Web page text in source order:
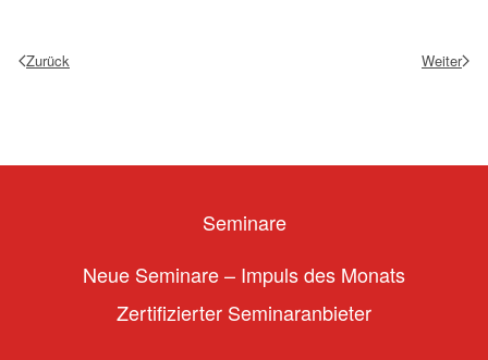
Zurück Weiter
Seminare
Neue Seminare – Impuls des Monats
Zertifizierter Seminaranbieter